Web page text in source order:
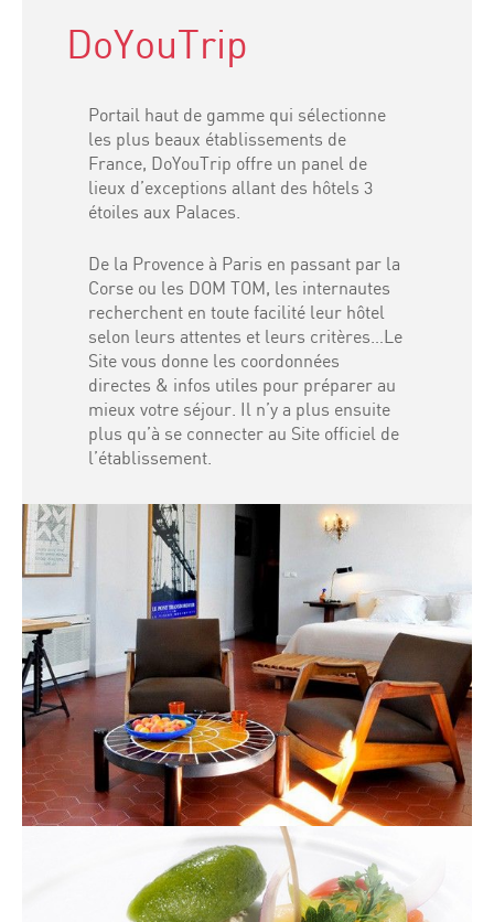
DoYouTrip
Portail haut de gamme qui sélectionne
les plus beaux établissements de
France, DoYouTrip offre un panel de
lieux d’exceptions allant des hôtels 3
étoiles aux Palaces.
De la Provence à Paris en passant par la
Corse ou les DOM TOM, les internautes
recherchent en toute facilité leur hôtel
selon leurs attentes et leurs critères…Le
Site vous donne les coordonnées
directes & infos utiles pour préparer au
mieux votre séjour. Il n’y a plus ensuite
plus qu’à se connecter au Site officiel de
l’établissement.